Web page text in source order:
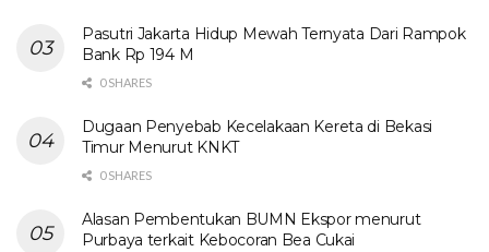
Pasutri Jakarta Hidup Mewah Ternyata Dari Rampok
Bank Rp 194 M
0 SHARES
Dugaan Penyebab Kecelakaan Kereta di Bekasi
Timur Menurut KNKT
0 SHARES
Alasan Pembentukan BUMN Ekspor menurut
Purbaya terkait Kebocoran Bea Cukai